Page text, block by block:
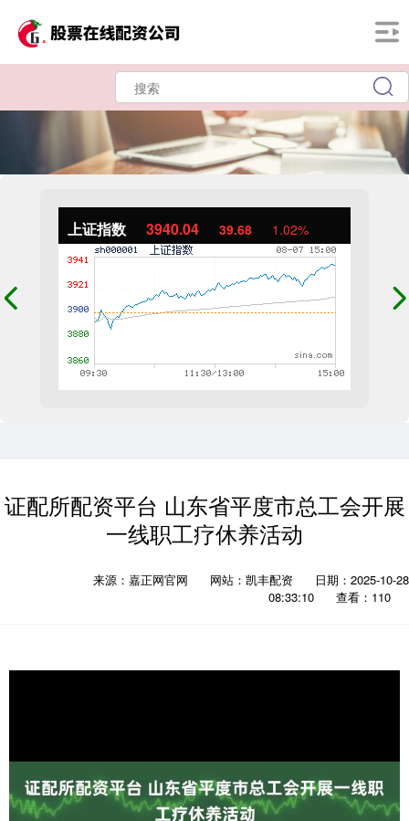
上证指数 3940.04 39.68 1.02%
证配所配资平台 山东省平度市总工会开展
一线职工疗休养活动
来源：嘉正网官网 网站：凯丰配资
日期：2025-10-28
08:33:10
查看：110